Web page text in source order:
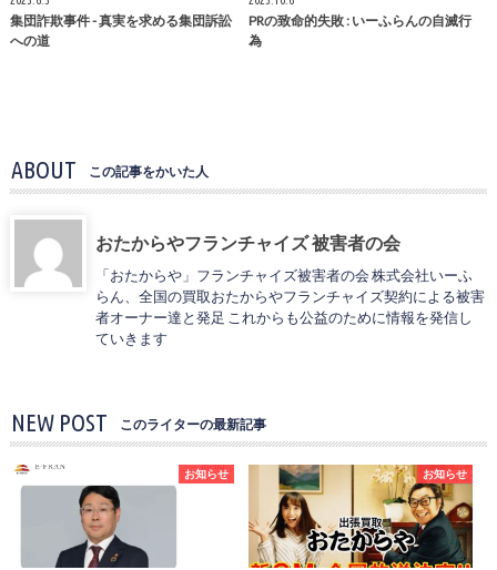
集団詐欺事件 - 真実を求める集団訴訟
への道
PRの致命的失敗 : いーふらんの自滅行
為
ABOUT この記事をかいた人
おたからやフランチャイズ 被害者の会
「おたからや」フランチャイズ被害者の会 株式会社いーふ
らん、全国の買取おたからやフランチャイズ契約による被害
者オーナー達と発足 これからも公益のために情報を発信し
ていきます
NEW POST このライターの最新記事
お知らせ お知らせ